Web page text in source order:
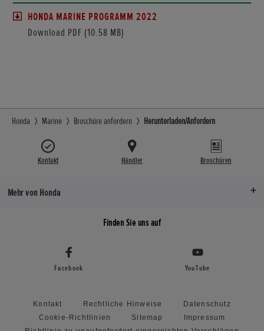
HONDA MARINE PROGRAMM 2022
Download PDF (10.58 MB)
Honda Marine Broschüre anfordern Herunterladen/Anfordern
Kontakt Händler Broschüren
Mehr von Honda
Finden Sie uns auf
Facebook YouTube
Kontakt Rechtliche Hinweise
Datenschutz
Cookie-Richtlinien
Sitemap
Impressum